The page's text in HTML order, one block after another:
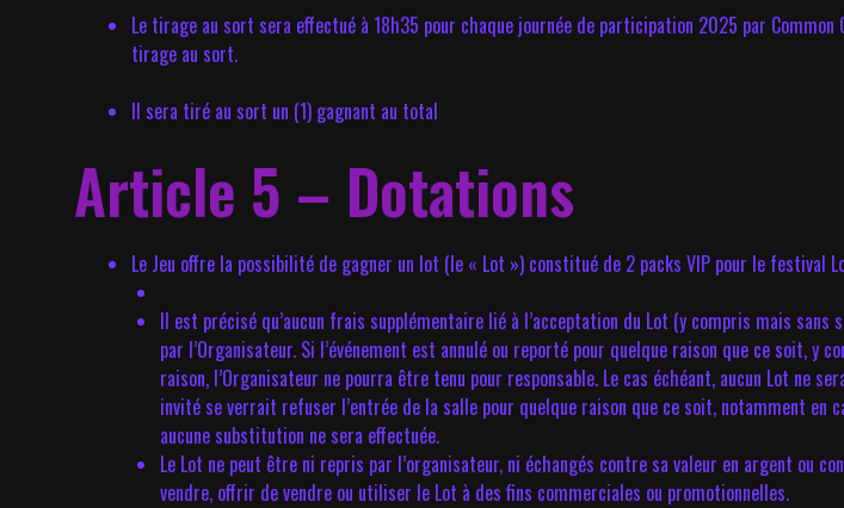
Le tirage au sort sera effectué à 18h35 pour chaque journée de participation 2025 par
tirage au sort.
Il sera tiré au sort un (1) gagnant au total
Article 5 – Dotations
Le Jeu offre la possibilité de gagner un lot (le « Lot ») constitué de 2 packs VIP pour le
Il est précisé qu’aucun frais supplémentaire lié à l’acceptation du Lot (y compris mais
par l’Organisateur. Si l’événement est annulé ou reporté pour quelque raison que ce soit,
raison, l’Organisateur ne pourra être tenu pour responsable. Le cas échéant, aucun Lot ne
invité se verrait refuser l’entrée de la salle pour quelque raison que ce soit, notamment
aucune substitution ne sera effectuée.
Le Lot ne peut être ni repris par l’organisateur, ni échangés contre sa valeur en argent ou
vendre, offrir de vendre ou utiliser le Lot à des fins commerciales ou promotionnelles.